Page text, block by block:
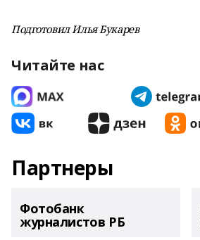
Подготовил Илья Букарев
Читайте нас
Партнеры
Фотобанк
журналистов РБ